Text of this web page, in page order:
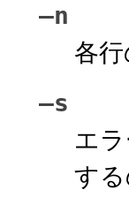
–n
各
–s
エ
する